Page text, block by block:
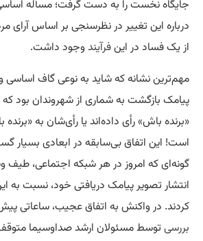
جایگاه نخست را به دست گرفت؛ مسأله
درباره این تغییر در نظرسنجی بر اساس آرای
از یک فساد در اینفرآیندوجود داشت.
مهم‌ترین نشانه که شاید به نوعی گاف اساسی
پیامک بازگشت به شماری از شهروندان بود که
«برنده باش» رأی داده‌اند یا رأی‌شان به
است! این اتفاق بی‌سابقه در ابعادی بسیار
گونه‌ای که امروز در هر شبکه اجتماعی، طیف
انتشار تصویر پیامک دریافتی خود، نسبت به
کردند. در واکنش به اتفاق عجیب، ساعاتی
بررسی توسط مسئولان ارشد صداوسیما